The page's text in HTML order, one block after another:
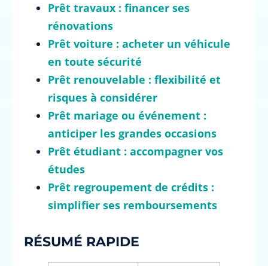
Prêt travaux : financer ses
rénovations
Prêt voiture : acheter un véhicule
en toute sécurité
Prêt renouvelable : flexibilité et
risques à considérer
Prêt mariage ou événement :
anticiper les grandes occasions
Prêt étudiant : accompagner vos
études
Prêt regroupement de crédits :
simplifier ses remboursements
RÉSUMÉ RAPIDE